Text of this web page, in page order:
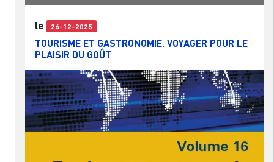
le 26-12-2025
TOURISME ET GASTRONOMIE. VOYAGER POUR LE
PLAISIR DU GOÛT